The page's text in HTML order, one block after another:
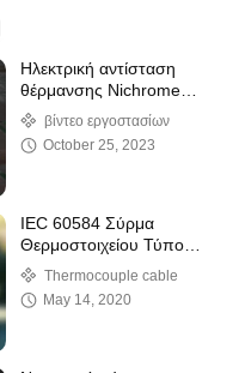
Ηλεκτρική αντίσταση
θέρμανσης Nichrome
Wire Ni80Cr20
βίντεο εργοστασίων
October 25, 2023
IEC 60584 Σύρμα
Θερμοστοιχείου Τύπου
E / N Τυλιγμένο 1.29mm
1.5mm Πρώτης Κλάσης
Thermocouple cable
May 14, 2020